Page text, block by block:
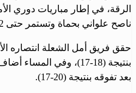
الرقة، في إطار مباريات دوري
ناصح علواني بحماة وتستمر حتى 2 يناير 2025.
حقق فريق أمل الشعلة انتصاره
بنتيجة (18-17)، وفي
بعد تفوقه بنتيجة (20-17).